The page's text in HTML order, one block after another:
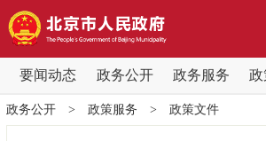
要闻动态 政务公开 政务服务 政
要闻动态
党中央精神 国务院信息
政务公开> 政策服务 > 政策文件